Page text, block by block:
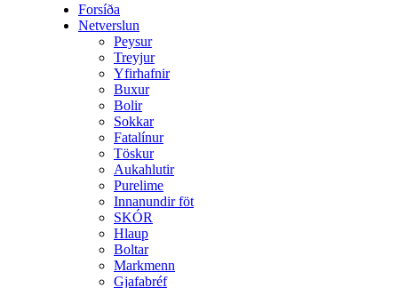
Forsíða
Netverslun
Peysur
Treyjur
Yfirhafnir
Buxur
Bolir
Sokkar
Fatalínur
Töskur
Aukahlutir
Purelime
Innanundir föt
SKÓR
Hlaup
Boltar
Markmenn
Gjafabréf